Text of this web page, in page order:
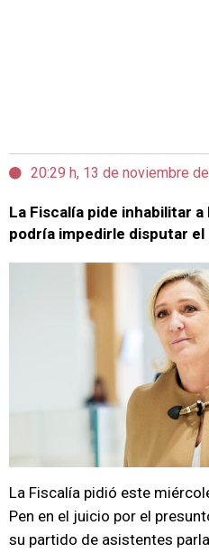
20:29 h, 13 de noviembre
La Fiscalía pide inhabilitar
podría impedirle disputar el
La Fiscalía pidió este
Pen en el juicio por el
su partido de asistentes